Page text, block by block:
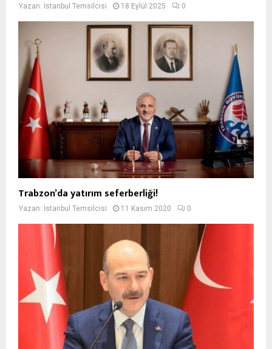
Yazan: İstanbul Temsilcisi 18 Eylül 2025 0
Trabzon’da yatırım seferberliği!
Yazan: İstanbul Temsilcisi 11 Kasım 2020 0